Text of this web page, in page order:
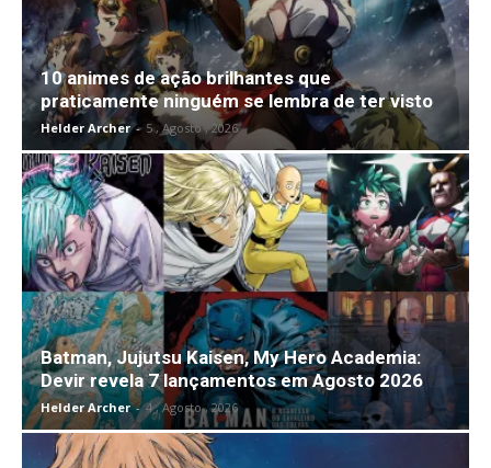
10 animes de ação brilhantes que
praticamente ninguém se lembra de ter visto
Helder Archer - 5 , Agosto , 2026
Batman, Jujutsu Kaisen, My Hero Academia:
Devir revela 7 lançamentos em Agosto 2026
Helder Archer - 4 , Agosto , 2026